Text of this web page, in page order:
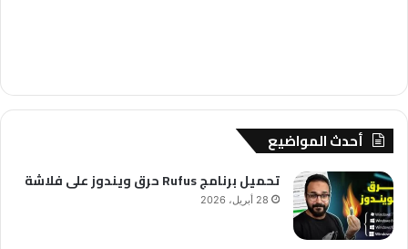
أحدث المواضيع
تحميل برنامج Rufus حرق ويندوز على فلاشة
28 أبريل، 2026